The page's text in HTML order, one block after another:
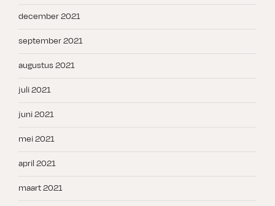
december 2021
september 2021
augustus 2021
juli 2021
juni 2021
mei 2021
april 2021
maart 2021